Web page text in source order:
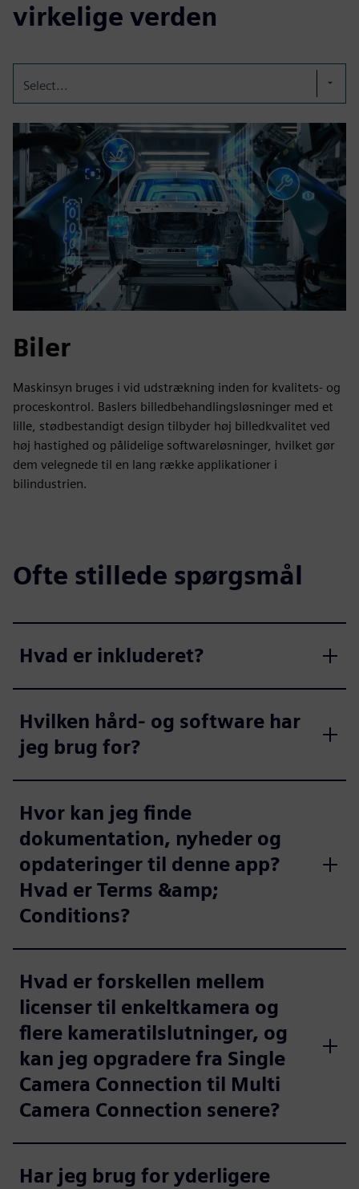
virkelige verden
Select...
Biler
Maskinsyn bruges i vid udstrækning inden for kvalitets- og
proceskontrol. Baslers billedbehandlingsløsninger med et
lille, stødbestandigt design tilbyder høj billedkvalitet ved
høj hastighed og pålidelige softwareløsninger, hvilket gør
dem velegnede til en lang række applikationer i
bilindustrien.
Ofte stillede spørgsmål
Hvad er inkluderet?
Hvilken hård- og software har
jeg brug for?
Hvor kan jeg finde
dokumentation, nyheder og
opdateringer til denne app?
Hvad er Terms &amp;
Conditions?
Hvad er forskellen mellem
licenser til enkeltkamera og
flere kameratilslutninger, og
kan jeg opgradere fra Single
Camera Connection til Multi
Camera Connection senere?
Har jeg brug for yderligere